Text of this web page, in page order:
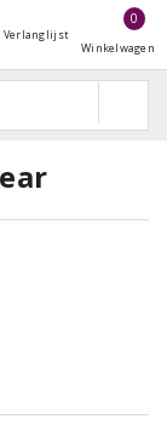
Verlanglijst
0
Winkelwagen